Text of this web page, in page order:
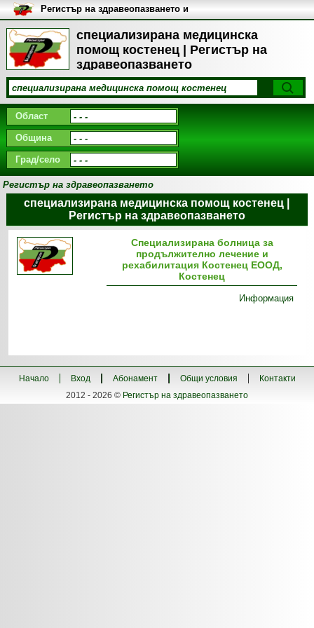
специализирана медицинска
помощ костенец | Регистър на
здравеопазването
Регистър на здравеопазването и
медицинските заведения в
България
Област
Община
Град/село
Регистър на здравеопазването
специализирана медицинска помощ костенец |
Регистър на здравеопазването
Специализирана болница за
продължително лечение и
рехабилитация Костенец ЕООД,
Костенец
Информация
Начало Вход Абонамент Общи условия
Контакти
2012 - 2026 © Регистър на здравеопазването